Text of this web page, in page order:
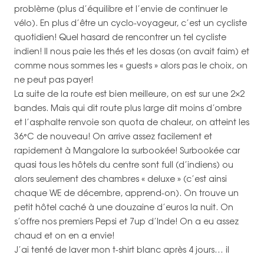
problème (plus d’équilibre et l’envie de continuer le
vélo). En plus d’être un cyclo-voyageur, c’est un cycliste
quotidien! Quel hasard de rencontrer un tel cycliste
indien! Il nous paie les thés et les dosas (on avait faim) et
comme nous sommes les « guests » alors pas le choix, on
ne peut pas payer!
La suite de la route est bien meilleure, on est sur une 2×2
bandes. Mais qui dit route plus large dit moins d’ombre
et l’asphalte renvoie son quota de chaleur, on atteint les
36°C de nouveau! On arrive assez facilement et
rapidement à Mangalore la surbookée! Surbookée car
quasi tous les hôtels du centre sont full (d’indiens) ou
alors seulement des chambres « deluxe » (c’est ainsi
chaque WE de décembre, apprend-on). On trouve un
petit hôtel caché à une douzaine d’euros la nuit. On
s’offre nos premiers Pepsi et 7up d’Inde! On a eu assez
chaud et on en a envie!
J’ai tenté de laver mon t-shirt blanc après 4 jours… il